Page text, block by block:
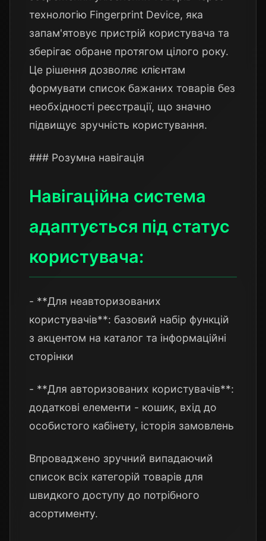
технологію Fingerprint Device, яка
запам'ятовує пристрій користувача та
зберігає обране протягом цілого року.
Це рішення дозволяє клієнтам
формувати список бажаних товарів без
необхідності реєстрації, що значно
підвищує зручність користування.
### Розумна навігація
Навігаційна система
адаптується під статус
користувача:
- **Для неавторизованих
користувачів**: базовий набір функцій
з акцентом на каталог та інформаційні
сторінки
- **Для авторизованих користувачів**:
додаткові елементи - кошик, вхід до
особистого кабінету, історія замовлень
Впроваджено зручний випадаючий
список всіх категорій товарів для
швидкого доступу до потрібного
асортименту.